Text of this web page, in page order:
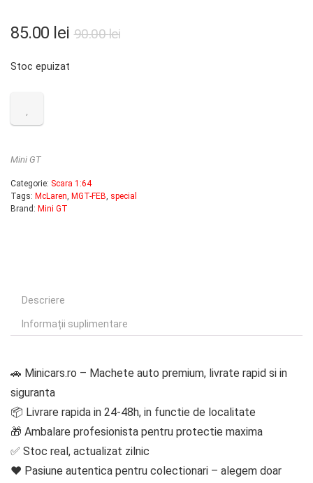
90.00leiPrețul
85.00 lei
Prețul
Stoc epuizat
Mini GT
Categorie: Scara 1:64
Tags: McLaren, MGT-FEB, special
Brand: Mini GT
Descriere
Informații suplimentare
🚗 Minicars.ro – Machete auto premium, livrate rapid si in
siguranta
📦 Livrare rapida in 24-48h, in functie de localitate
🎁 Ambalare profesionista pentru protectie maxima
✅ Stoc real, actualizat zilnic
❤️ Pasiune autentica pentru colectionari – alegem doar